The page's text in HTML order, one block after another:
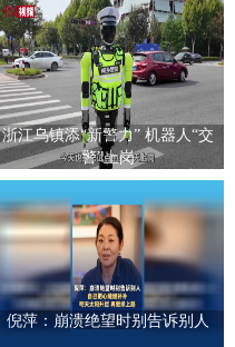
浙江乌镇添“新警力” 机器人“交
警”上岗
倪萍：崩溃绝望时别告诉别人